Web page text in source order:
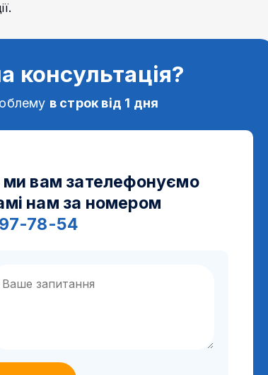
консультація?
в строк від 1 дня
ми вам зателефонуємо
нам за номером
78-54